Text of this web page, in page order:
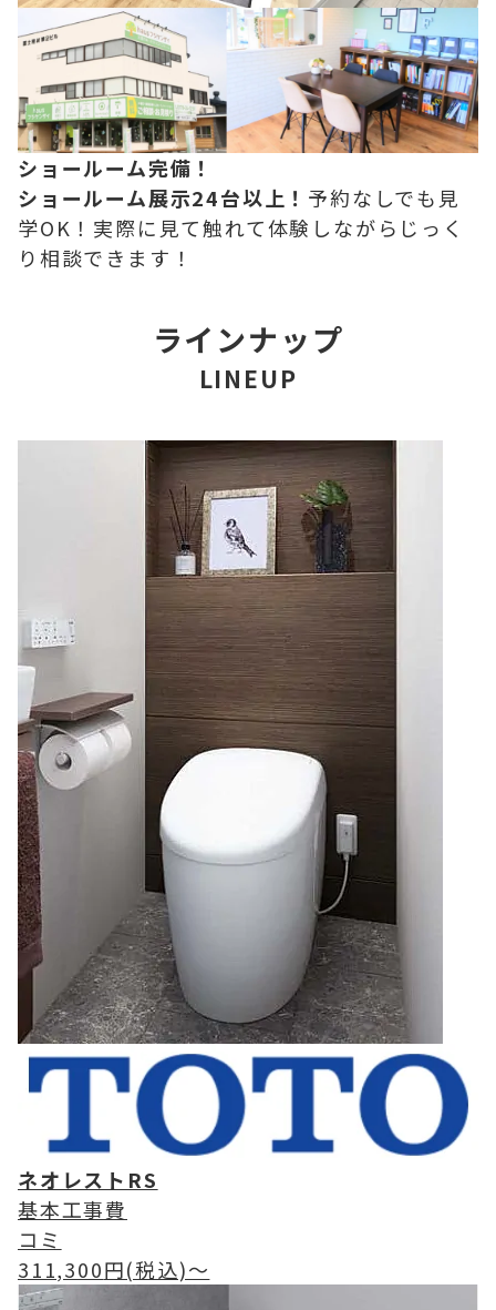
ショールーム完備！
ショールーム展示24台以上！ 予約なしでも見
学OK！実際に見て触れて体験しながらじっく
り相談できます！
ラインナップ
LINEUP
ネオレストRS
基本工事費
コミ
311,300円(税込)〜